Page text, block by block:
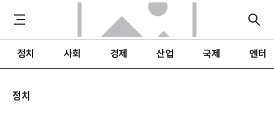
정치 사회 경제 산업 국제 엔터
정치